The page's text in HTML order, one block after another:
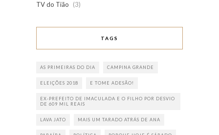
TV do Tião
(3)
TAGS
AS PRIMEIRAS DO DIA CAMPINA GRANDE
ELEIÇÕES 2018 E TOME ADESÃO!
EX-PREFEITO DE IMACULADA E O FILHO POR DESVIO
DE 609 MIL REAIS
LAVA JATO MAIS UM TARADO ATRÁS DE ANA